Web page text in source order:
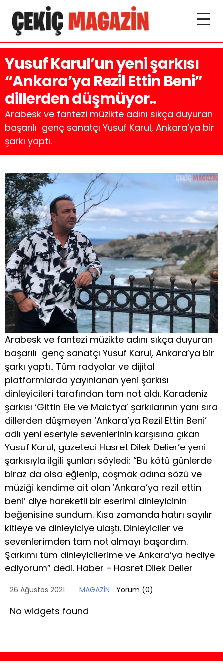
Yusuf Karul’un yeni şarkısı
“Ankara’ya Rezil Ettin Beni”
dillerden düşmüyor..
Arabesk ve fantezi müzikte adını sıkça duyuran
başarılı genç sanatçı Yusuf Karul, Ankara’ya bir
şarkı yaptı.
Arabesk ve fantezi müzikte adını sıkça duyuran
başarılı genç sanatçı Yusuf Karul, Ankara’ya bir
şarkı yaptı.. Tüm radyolar ve dijital
platformlarda yayınlanan yeni şarkısı
dinleyicileri tarafından tam not aldı. Karadeniz
şarkısı ‘Gittin Ele ve Malatya’ şarkılarının yanı sıra
dillerden düşmeyen ‘Ankara’ya Rezil Ettin Beni’
adlı yeni eseriyle sevenlerinin karşısına çıkan
Yusuf Karul, gazeteci Hasret Dilek Delier’e yeni
şarkısıyla ilgili şunları söyledi: “Bu kötü günlerde
biraz da olsa eğlenip, coşmak adına sözü ve
müziği kendime ait olan ‘Ankara’ya rezil ettin
beni’ diye hareketli bir eserimi dinleyicinin
beğenisine sundum. Kısa zamanda hatırı sayılır
kitleye ve dinleyiciye ulaştı. Dinleyiciler ve
sevenlerimden tam not almayı başardım.
Şarkımı tüm dinleyicilerime ve Ankara’ya hediye
ediyorum” dedi. Haber – Hasret Dilek Delier
26 Ağustos 2021 MAGAZİN Yorum (0)
No widgets found